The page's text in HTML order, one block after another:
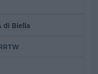
di Biella